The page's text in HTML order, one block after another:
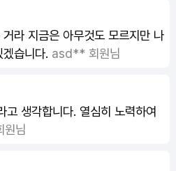
라 지금은 아무것도 모르지만 나
습니다. asd** 회원님
고 생각합니다. 열심히 노력하여
님